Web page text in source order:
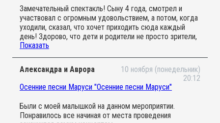
Замечательный спектакль! Сыну 4 года, смотрел и
участвовал с огромным удовольствием, а потом, когда
уходили, сказал, что хочет приходить сюда каждый
день! Здорово, что дети и родители не просто зрители,
а участники представления! Актёры потрясающие -
уделяли внимание каждому ребёнку, была очень
душевная атмосфера. Понравилось музыкальное
сопровождение - от начала и до конца спектакля
профессиональный музыкант играл на аккордеоне, а в
конце даже разрешил детям поближе рассмотреть
инструмент и понажимать на клавиши) В общем,
спасибо всей команде! Обязательно посетим и другие
мероприятия!
Показать
Александра и Аврора
10 ноября (понедельник)
20:12
Осенние песни Маруси "Осенние песни Маруси"
Были с моей малышкой на данном мероприятии.
Понравилось все начиная от места проведения